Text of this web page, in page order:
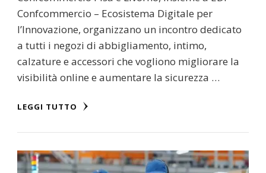
Confcommercio – Ecosistema Digitale per
l’Innovazione, organizzano un incontro dedicato
a tutti i negozi di abbigliamento, intimo,
calzature e accessori che vogliono migliorare la
visibilità online e aumentare la sicurezza …
LEGGI TUTTO